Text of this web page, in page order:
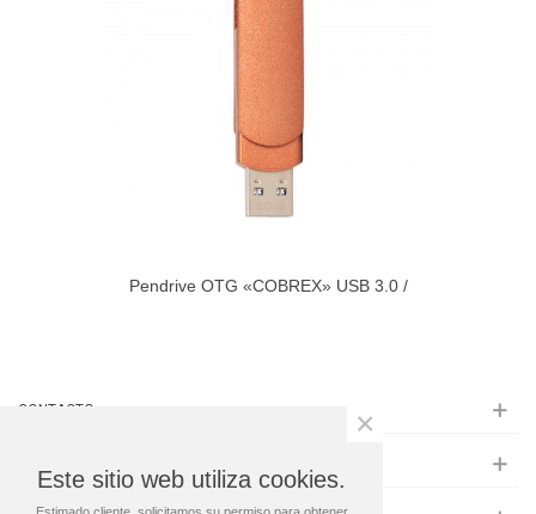
Pendrive OTG «COBREX» USB 3.0 /
CONTACTO
Este sitio web utiliza cookies.
×